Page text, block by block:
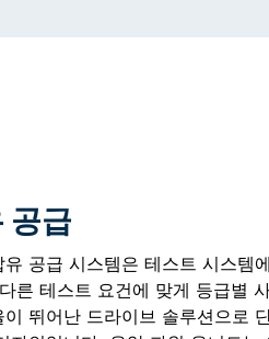
공급
유 공급 시스템은 테스트 시스템
른 테스트 요건에 맞게 등급별
이 뛰어난 드라이브 솔루션으로